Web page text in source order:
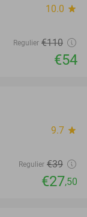
10.0 star
Regulier €110
€54
9.7 star
Regulier €39
€27,50